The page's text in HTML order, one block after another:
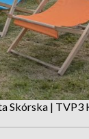
Skórska | TVP3